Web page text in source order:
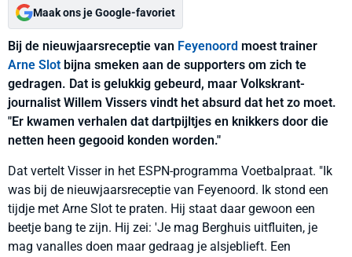
Maak ons je Google-favoriet
Bij de nieuwjaarsreceptie van Feyenoord moest trainer
Arne Slot bijna smeken aan de supporters om zich te
gedragen. Dat is gelukkig gebeurd, maar Volkskrant-
journalist Willem Vissers vindt het absurd dat het zo moet.
"Er kwamen verhalen dat dartpijltjes en knikkers door die
netten heen gegooid konden worden."
Dat vertelt Visser in het ESPN-programma Voetbalpraat. "Ik
was bij de nieuwjaarsreceptie van Feyenoord. Ik stond een
tijdje met Arne Slot te praten. Hij staat daar gewoon een
beetje bang te zijn. Hij zei: 'Je mag Berghuis uitfluiten, je
mag vanalles doen maar gedraag je alsjeblieft. Een